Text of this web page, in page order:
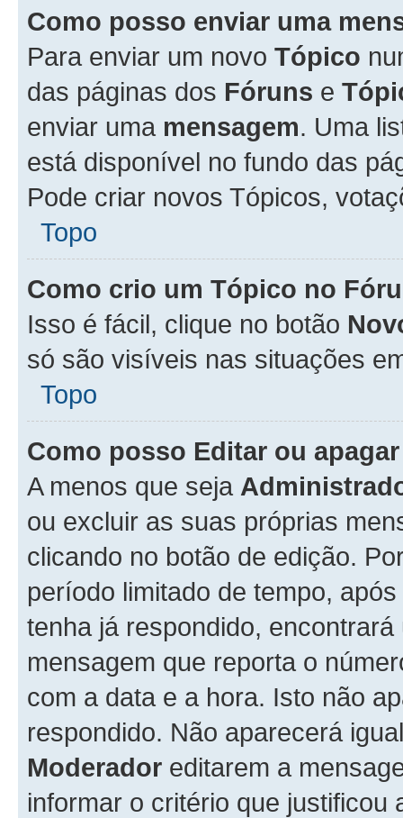
Como posso enviar uma
Para enviar um novo Tópico
das páginas dos Fóruns e
enviar uma mensagem. Uma
está disponível no fundo das
Pode criar novos Tópicos,
Topo
Como crio um Tópico no
Isso é fácil, clique no botão
só são visíveis nas situações
Topo
Como posso Editar ou
A menos que seja
ou excluir as suas próprias
clicando no botão de edição.
período limitado de tempo,
tenha já respondido,
mensagem que reporta o
com a data e a hora. Isto não
respondido. Não aparecerá
Moderador editarem a
informar o critério que